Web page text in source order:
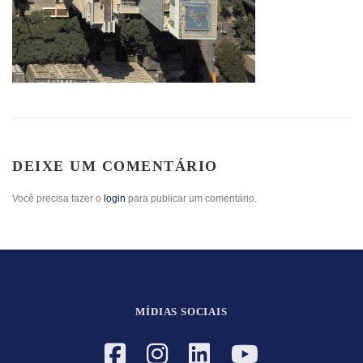
DEIXE UM COMENTÁRIO
Você precisa fazer o login para publicar um comentário.
MÍDIAS SOCIAIS